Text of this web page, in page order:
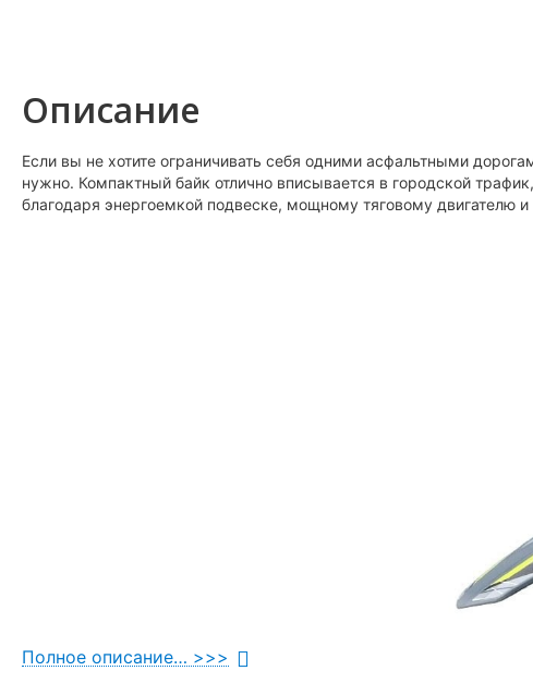
Описание
Если вы не хотите ограничивать себя одними асфальтными
нужно. Компактный байк отлично вписывается в городской
благодаря энергоемкой подвеске, мощному тяговому двигателю
Полное описание… >>>